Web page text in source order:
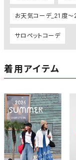
すべて見
ロペット・オーバーオール
ャケット・アウター
1%（イチ パー
1 metre carre
120%lino（ワ
adidas（アデ
ASFVLT（アス
Ampersand（
Antiquite's（
Audition（オ
お天気コーデ_21度～
サロペットコーデ
着用アイテム